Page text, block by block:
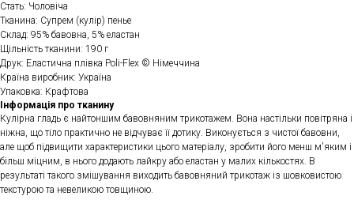
Стать: Чоловіча
Тканина: Супрем (кулір) пенье
Склад: 95% бавовна, 5% еластан
Щільність тканини: 190 г
Друк: Еластична плівка Poli-Flex © Німеччина
Країна виробник: Україна
Упаковка: Крафтова
Інформація про тканину
Кулірна гладь є найтоншим бавовняним трикотажем. Вона настільки повітряна і
ніжна, що тіло практично не відчуває її дотику. Виконується з чистої бавовни,
але щоб підвищити характеристики цього матеріалу, зробити його менш м'яким і
більш міцним, в нього додають лайкру або еластан у малих кількостях. В
результаті такого змішування виходить бавовняний трикотаж із шовковистою
текстурою та невеликою товщиною.